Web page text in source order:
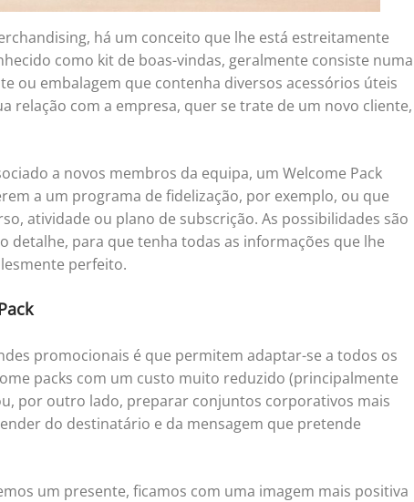
há um conceito que lhe está estreitamente
como kit de boas-vindas, geralmente consiste numa
ou embalagem que contenha diversos acessórios úteis
relação com a empresa, quer se trate de um novo cliente,
a novos membros da equipa, um Welcome Pack
a um programa de fidelização, por exemplo, ou que
atividade ou plano de subscrição. As possibilidades são
detalhe, para que tenha todas as informações que lhe
perfeito.
promocionais é que permitem adaptar-se a todos os
packs com um custo muito reduzido (principalmente
por outro lado, preparar conjuntos corporativos mais
do destinatário e da mensagem que pretende
um presente, ficamos com uma imagem mais positiva